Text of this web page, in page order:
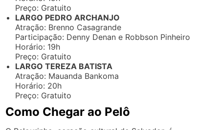
Preço: Gratuito
LARGO PEDRO ARCHANJO
Atração: Brenno Casagrande
Participação: Denny Denan e Robbson Pinheiro
Horário: 19h
Preço: Gratuito
LARGO TEREZA BATISTA
Atração: Mauanda Bankoma
Horário: 20h
Preço: Gratuito
Como Chegar ao Pelô